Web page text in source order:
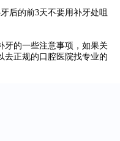
的前3天不要用补牙处咀
牙的一些注意事项，如果关
去正规的口腔医院找专业的